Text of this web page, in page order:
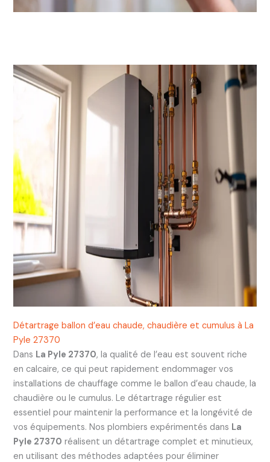
Détartrage ballon d’eau chaude, chaudière et cumulus à La
Pyle 27370
Dans La Pyle 27370, la qualité de l’eau est souvent riche
en calcaire, ce qui peut rapidement endommager vos
installations de chauffage comme le ballon d’eau chaude, la
chaudière ou le cumulus. Le détartrage régulier est
essentiel pour maintenir la performance et la longévité de
vos équipements. Nos plombiers expérimentés dans La
Pyle 27370 réalisent un détartrage complet et minutieux,
en utilisant des méthodes adaptées pour éliminer